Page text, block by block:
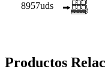
8957uds
Productos